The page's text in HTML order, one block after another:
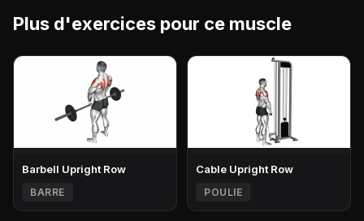
Plus d'exercices pour ce muscle
Barbell Upright Row
BARRE
Cable Upright Row
POULIE